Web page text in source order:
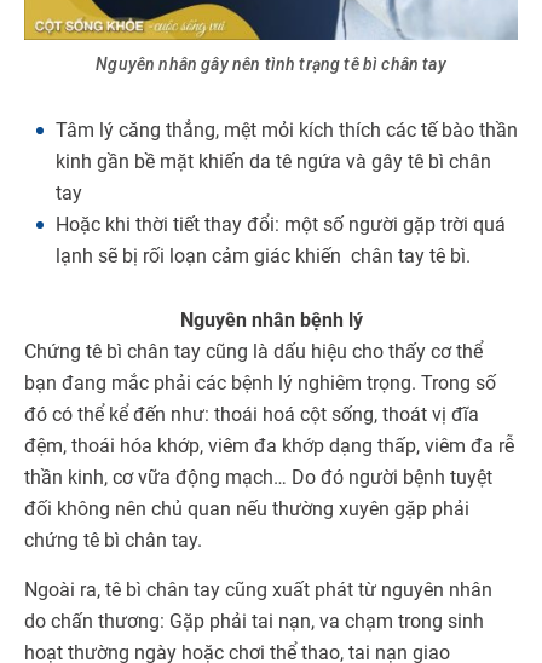
Nguyên nhân gây nên tình trạng tê bì chân tay
Tâm lý căng thẳng, mệt mỏi kích thích các tế bào thần
kinh gần bề mặt khiến da tê ngứa và gây tê bì chân
tay
Hoặc khi thời tiết thay đổi: một số người gặp trời quá
lạnh sẽ bị rối loạn cảm giác khiến chân tay tê bì.
Nguyên nhân bệnh lý
Chứng tê bì chân tay cũng là dấu hiệu cho thấy cơ thể
bạn đang mắc phải các bệnh lý nghiêm trọng. Trong số
đó có thể kể đến như: thoái hoá cột sống, thoát vị đĩa
đệm, thoái hóa khớp, viêm đa khớp dạng thấp, viêm đa rễ
thần kinh, cơ vữa động mạch… Do đó người bệnh tuyệt
đối không nên chủ quan nếu thường xuyên gặp phải
chứng tê bì chân tay.
Ngoài ra, tê bì chân tay cũng xuất phát từ nguyên nhân
do chấn thương: Gặp phải tai nạn, va chạm trong sinh
hoạt thường ngày hoặc chơi thể thao, tai nạn giao